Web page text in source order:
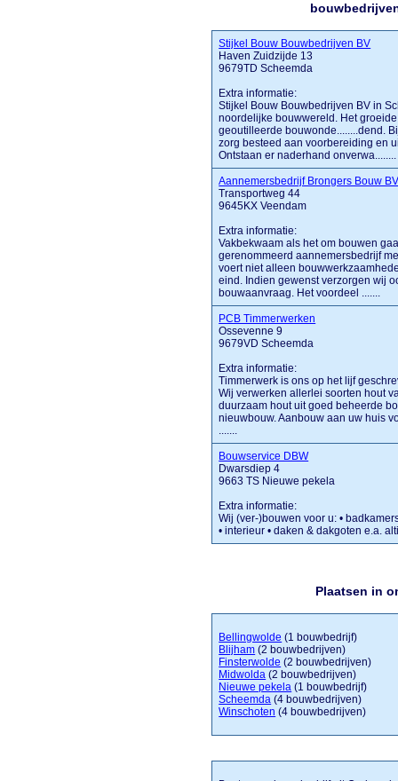
Stijkel Bouw Bouwbedrijven BV
Haven Zuidzijde 13
9679TD Scheemda
Extra informatie:
Stijkel Bouw Bouwbedrijven BV in
noordelijke bouwwereld. Het
geoutilleerde bouwonde........dend.
zorg besteed aan voorbereiding en
Ontstaan er naderhand onverwa........
Aannemersbedrijf Brongers Bouw
Transportweg 44
9645KX Veendam
Extra informatie:
Vakbekwaam als het om bouwen
gerenommeerd aannemersbedrijf
voert niet alleen
eind. Indien gewenst verzorgen wij
bouwaanvraag. Het voordeel .......
PCB Timmerwerken
Ossevenne 9
9679VD Scheemda
Extra informatie:
Timmerwerk is ons op het lijf
Wij verwerken allerlei soorten hout
duurzaam hout uit goed beheerde
nieuwbouw. Aanbouw aan uw huis
.......
Bouwservice DBW
Dwarsdiep 4
9663 TS Nieuwe pekela
Extra informatie:
Wij (ver-)bouwen voor u: •
• interieur • daken & dakgoten e.a.
Plaatsen in
Bellingwolde (1 bouwbedrijf)
Blijham (2 bouwbedrijven)
Finsterwolde (2 bouwbedrijven)
Midwolda (2 bouwbedrijven)
Nieuwe pekela (1 bouwbedrijf)
Scheemda (4 bouwbedrijven)
Winschoten (4 bouwbedrijven)